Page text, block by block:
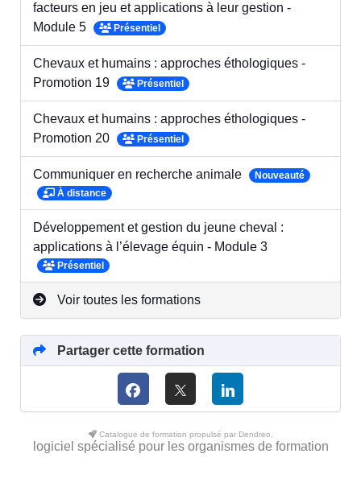
facteurs en jeu et applications à leur gestion -
Module 5
Présentiel
Chevaux et humains : approches éthologiques -
Promotion 19
Présentiel
Chevaux et humains : approches éthologiques -
Promotion 20
Présentiel
Communiquer en recherche animale
Nouveauté
À distance
Développement et gestion du jeune cheval :
applications à l’élevage équin - Module 3
Présentiel
Voir toutes les formations
Partager cette formation
Catalogue de formation propulsé par Dendreo,
logiciel spécialisé pour les organismes de formation